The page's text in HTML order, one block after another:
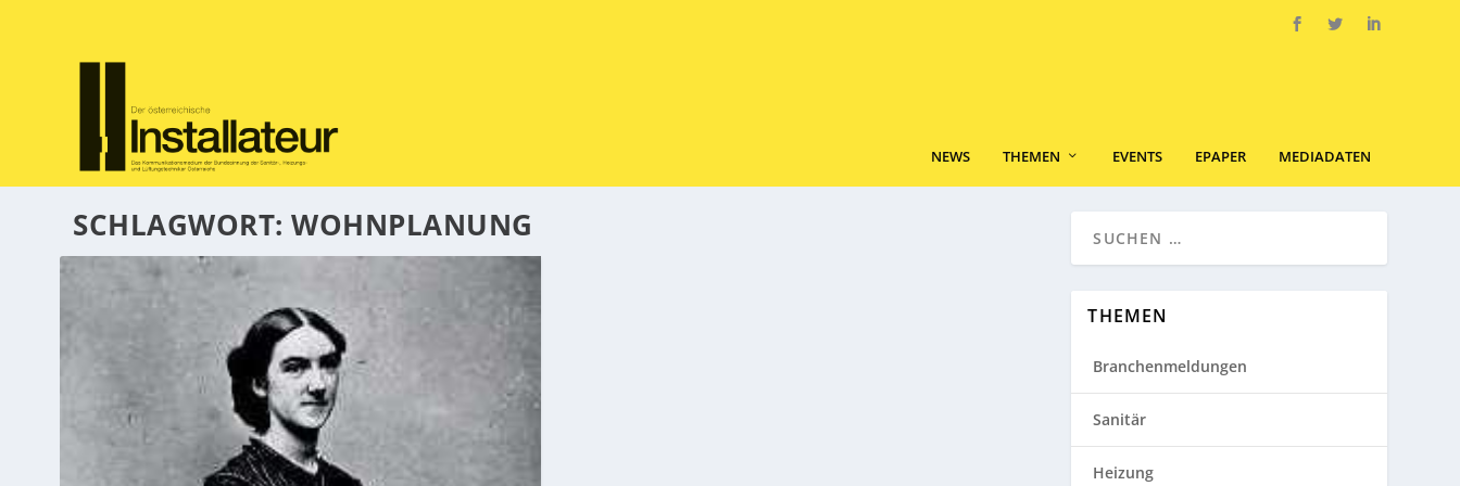
NEWS THEMEN EVENTS EPAPER MEDIADATEN
SCHLAGWORT:WOHNPLANUNG
THEMEN
Branchenmeldungen
Sanitär
Heizung